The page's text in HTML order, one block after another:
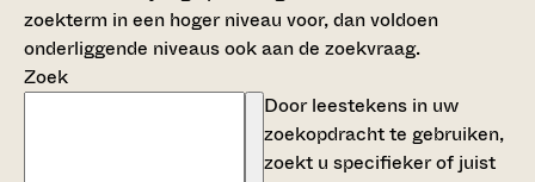
zoekterm in een hoger niveau voor, dan voldoen
onderliggende niveaus ook aan de zoekvraag.
Zoek
Door leestekens in uw
zoekopdracht te gebruiken,
zoekt u specifieker of juist